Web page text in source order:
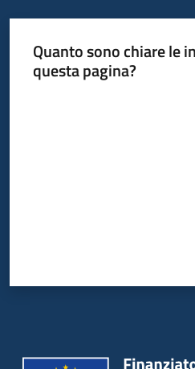
Quanto sono chiare le
questa pagina?